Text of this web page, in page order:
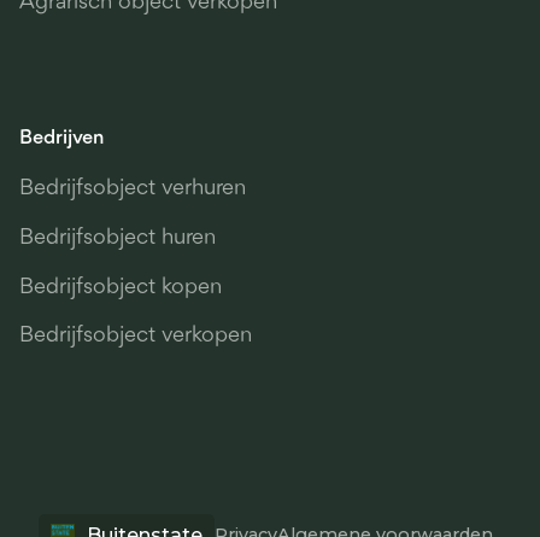
Bedrijven
Bedrijfsobject verhuren
Bedrijfsobject huren
Bedrijfsobject kopen
Bedrijfsobject verkopen